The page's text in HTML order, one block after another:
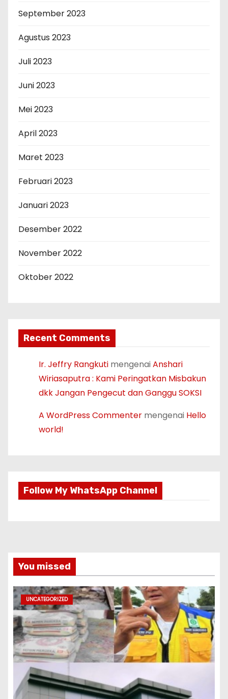
September 2023
Agustus 2023
Juli 2023
Juni 2023
Mei 2023
April 2023
Maret 2023
Februari 2023
Januari 2023
Desember 2022
November 2022
Oktober 2022
Recent Comments
Ir. Jeffry Rangkuti mengenaiAnshari
Wiriasaputra : Kami Peringatkan Misbakun
dkk Jangan Pengecut dan Ganggu SOKSI
A WordPress Commenter mengenai Hello
world!
Follow My WhatsApp Channel
You missed
UNCATEGORIZED